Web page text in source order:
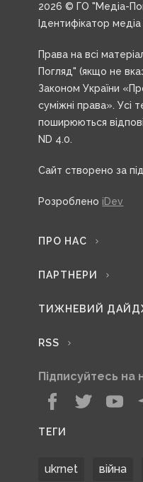
2026 © ГО "Медіа-
Ідентифікатор
Права на всі
Погляд" (якщо не
Законом України
суміжні права». Усі
поширюються
ND 4.0.
Сайт створено за
Розроблено iDev
ПРО НАС
ПАРТНЕРИ
ТИЖНЕВИЙ
RSS
Підписуйтесь на
ТЕГИ
ukrnet війна